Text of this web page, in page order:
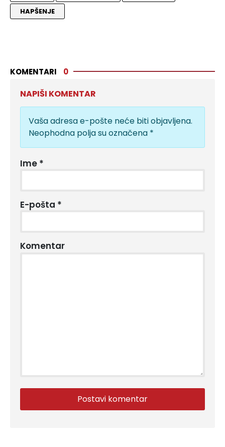
HAPŠENJE
KOMENTARI 0
NAPIŠI KOMENTAR
Vaša adresa e-pošte neće biti objavljena.
Neophodna polja su označena *
Ime *
E-pošta *
Komentar